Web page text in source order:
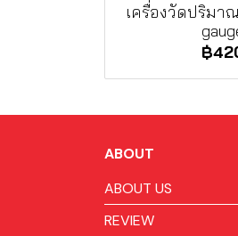
เครื่องวัดปริมา
฿
ABOUT
ABOUT US
REVIEW